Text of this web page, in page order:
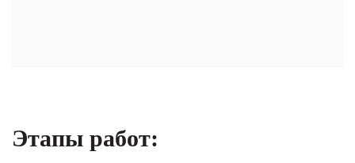
Этапы работ: